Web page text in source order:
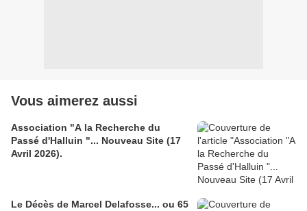
Vous aimerez aussi
Association "A la Recherche du
Passé d'Halluin "... Nouveau Site (17
Avril 2026).
Le Décès de Marcel Delafosse... ou 65